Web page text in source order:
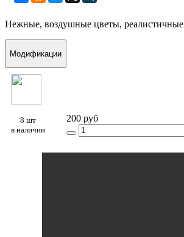
Нежные, воздушные цветы, реалистичные
Модификации
8 шт
в наличии
200 руб